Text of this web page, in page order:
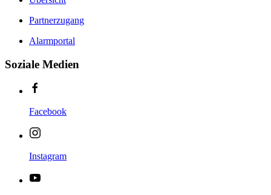
Partnerzugang
Alarmportal
Soziale Medien
Facebook
Instagram